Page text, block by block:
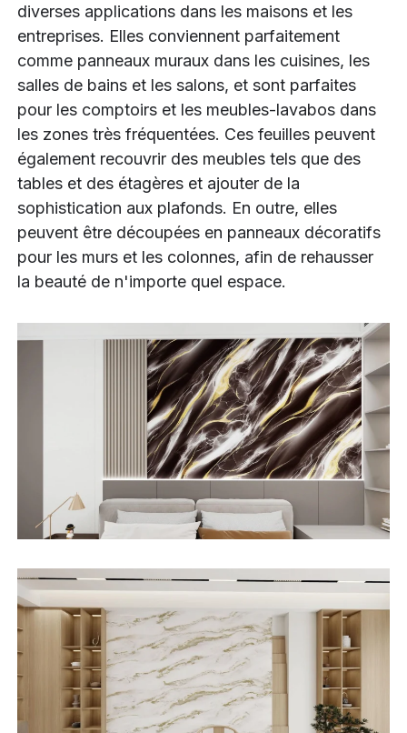
diverses applications dans les maisons et les
entreprises. Elles conviennent parfaitement
comme panneaux muraux dans les cuisines, les
salles de bains et les salons, et sont parfaites
pour les comptoirs et les meubles-lavabos dans
les zones très fréquentées. Ces feuilles peuvent
également recouvrir des meubles tels que des
tables et des étagères et ajouter de la
sophistication aux plafonds. En outre, elles
peuvent être découpées en panneaux décoratifs
pour les murs et les colonnes, afin de rehausser
la beauté de n'importe quel espace.